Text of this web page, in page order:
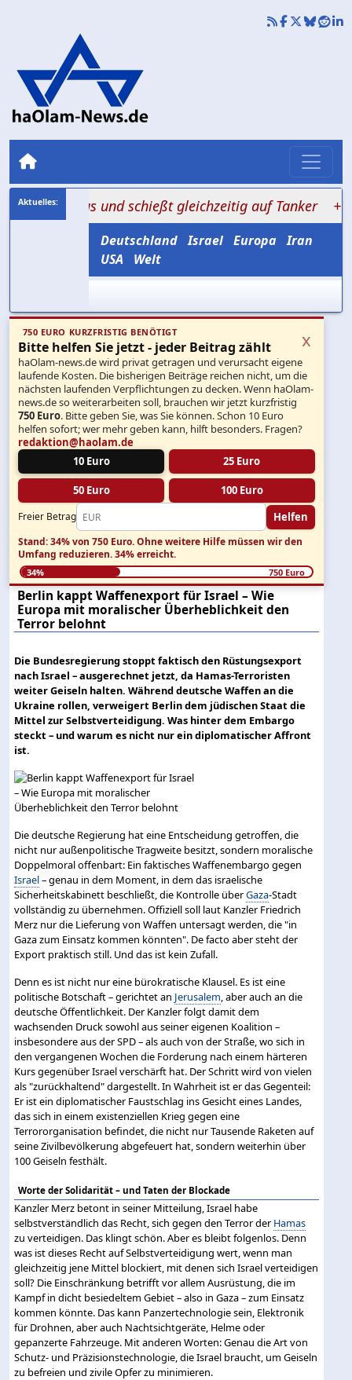
und schießt gleichzeitig auf Tanker +++
Deutschland Israel Europa Iran
USA
Welt
750 EURO KURZFRISTIG BENÖTIGT
Bitte helfen Sie jetzt - jeder Beitrag zählt
haOlam-news.de wird privat getragen und verursacht eigene
laufende Kosten. Die bisherigen Beiträge reichen nicht, um die
nächsten laufenden Verpflichtungen zu decken. Wenn haOlam-
news.de so weiterarbeiten soll, brauchen wir jetzt kurzfristig
750 Euro. Bitte geben Sie, was Sie können. Schon 10 Euro
helfen sofort; wer mehr geben kann, hilft besonders. Fragen?
redaktion@haolam.de
10 Euro
25 Euro
50 Euro 100 Euro
Freier Betrag Helfen
x
Stand: 34% von 750 Euro.Ohne weitere Hilfe müssen wir den
Umfang reduzieren.34% erreicht.
34% 750 Euro
Berlin kappt Waffenexport für Israel – Wie
Europa mit moralischer Überheblichkeit den
Terror belohnt
Die Bundesregierung stoppt faktisch den Rüstungsexport
nach Israel – ausgerechnet jetzt, da Hamas-Terroristen
weiter Geiseln halten. Während deutsche Waffen an die
Ukraine rollen, verweigert Berlin dem jüdischen Staat die
Mittel zur Selbstverteidigung. Was hinter dem Embargo
steckt – und warum es nicht nur ein diplomatischer Affront
ist.
Die deutsche Regierung hat eine Entscheidung getroffen, die
nicht nur außenpolitische Tragweite besitzt, sondern moralische
Doppelmoral offenbart: Ein faktisches Waffenembargo gegen
Israel– genau in dem Moment, in dem das israelische
Sicherheitskabinett beschließt, die Kontrolle überGaza-Stadt
vollständig zu übernehmen. Offiziell soll laut Kanzler Friedrich
Merz nur die Lieferung von Waffen untersagt werden, die "in
Gaza zum Einsatz kommen könnten". De facto aber steht der
Export praktisch still. Und das ist kein Zufall.
Denn es ist nicht nur eine bürokratische Klausel. Es ist eine
politische Botschaft – gerichtet an Jerusalem, aber auch an die
deutsche Öffentlichkeit. Der Kanzler folgt damit dem
wachsenden Druck sowohl aus seiner eigenen Koalition –
insbesondere aus der SPD – als auch von der Straße, wo sich in
den vergangenen Wochen die Forderung nach einem härteren
Kurs gegenüber Israel verschärft hat. Der Schritt wird von vielen
als "zurückhaltend" dargestellt. In Wahrheit ist er das Gegenteil:
Er ist ein diplomatischer Faustschlag ins Gesicht eines Landes,
das sich in einem existenziellen Krieg gegen eine
Terrororganisation befindet, die nicht nur Tausende Raketen auf
seine Zivilbevölkerung abgefeuert hat, sondern weiterhin über
100 Geiseln festhält.
Worte der Solidarität – und Taten der Blockade
Kanzler Merz betont in seiner Mitteilung, Israel habe
selbstverständlich das Recht, sich gegen den Terror der Hamas
zu verteidigen. Das klingt schön. Aber es bleibt folgenlos. Denn
was ist dieses Recht auf Selbstverteidigung wert, wenn man
gleichzeitig jene Mittel blockiert, mit denen sich Israel verteidigen
soll? Die Einschränkung betrifft vor allem Ausrüstung, die im
Kampf in dicht besiedeltem Gebiet – also in Gaza – zum Einsatz
kommen könnte. Das kann Panzertechnologie sein, Elektronik
für Drohnen, aber auch Nachtsichtgeräte, Helme oder
gepanzerte Fahrzeuge. Mit anderen Worten: Genau die Art von
Schutz- und Präzisionstechnologie, die Israel braucht, um Geiseln
zu befreien und zivile Opfer zu minimieren.